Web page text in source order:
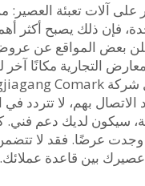
على آلات تعبئة
ذلك يصبح أكثر
بعض المواقع عن
التجارية مكانًا
بهم، لا تتردد
سيكون لديك دعم
وجدت عرضًا. فقد لا
بين قاعدة